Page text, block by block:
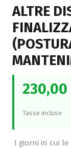
ALTRE
230,00
Tasse incluse
I giorni in cui le